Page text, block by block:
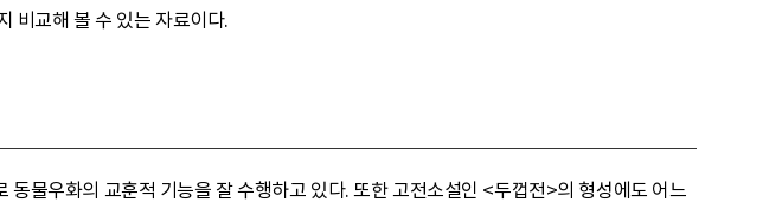
비교해 볼 수 있는 자료이다.
물우화의 교훈적 기능을 잘 수행하고 있다. 또한 고전소설인 <두껍전>의 형성에도 어느